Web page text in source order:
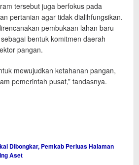
tersebut juga berfokus pada
pertanian agar tidak dialihfungsikan.
pembukaan lahan baru
bentuk komitmen daerah
pangan.
mewujudkan ketahanan pangan,
pemerintah pusat,” tandasnya.
Dibongkar, Pemkab Perluas Halaman
Aset